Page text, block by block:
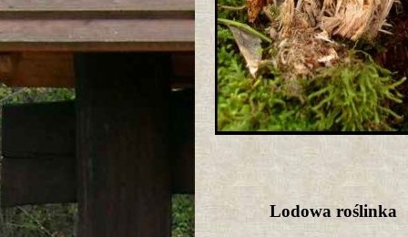
Lodowa roślinka